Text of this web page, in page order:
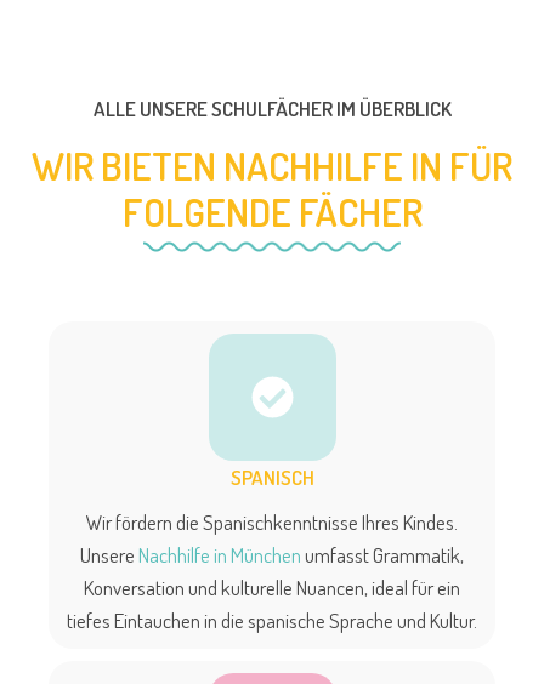
ALLE UNSERE SCHULFÄCHER IM ÜBERBLICK
WIR BIETEN NACHHILFE IN FÜR
FOLGENDE FÄCHER
SPANISCH
Wir fördern die Spanischkenntnisse Ihres Kindes.
UnsereNachhilfe in Münchenumfasst Grammatik,
Konversation und kulturelle Nuancen, ideal für ein
tiefes Eintauchen in die spanische Sprache und Kultur.